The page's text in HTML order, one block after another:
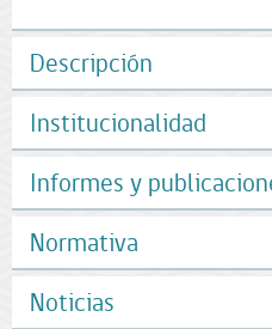
Descripción
Institucionalidad
Informes y
Normativa
Noticias